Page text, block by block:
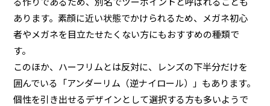
あります。素顔に近い状態でかけられるため、メガネ初心
者やメガネを目立たせたくない方にもおすすめの種類で
す。
このほか、ハーフリムとは反対に、レンズの下半分だけを
囲んでいる「アンダーリム（逆ナイロール）」もあります。
個性を引き出せるデザインとして選択する方も多いようで